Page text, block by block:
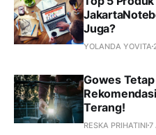
Juga?
YOLANDA YOVITA
Gowes
Terang!
RESKA PRIHATINI 7